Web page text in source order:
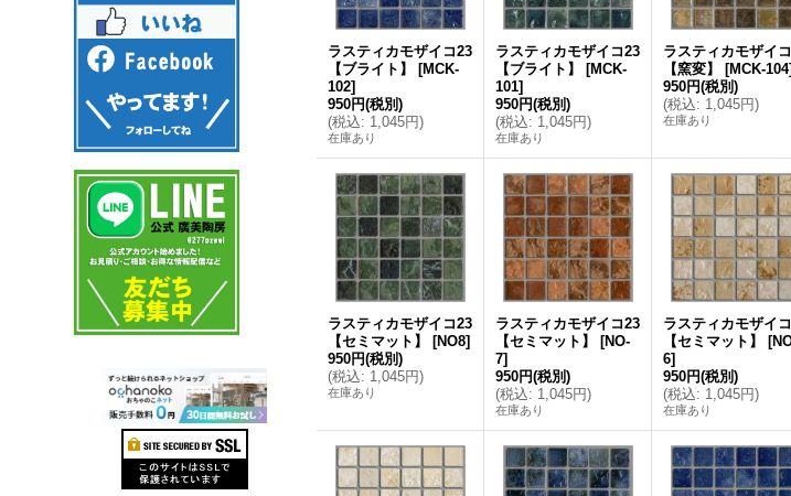
ラスティカモザイコ23
【ブライト】
[MCK-
102]
950円(税別)
(税込: 1,045円)
在庫あり
ラスティカモザイコ23
【ブライト】
[MCK-
101]
950円(税別)
(税込: 1,045円)
在庫あり
ラスティカモザイ
【窯変】
[MCK-104]
950円(税別)
(税込: 1,045円)
在庫あり
ラスティカモザイコ23
【セミマット】
[NO8]
950円(税別)
(税込: 1,045円)
在庫あり
ラスティカモザイコ23
【セミマット】
[NO-
7]
950円(税別)
(税込: 1,045円)
在庫あり
ラスティカモザイ
【セミマット】
[
6]
950円(税別)
(税込: 1,045円)
在庫あり